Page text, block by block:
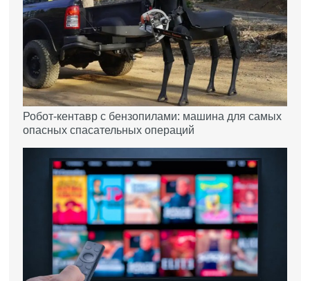
Робот-кентавр с бензопилами: машина для самых
опасных спасательных операций